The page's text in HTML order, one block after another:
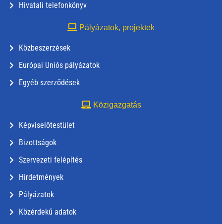
Hivatali telefonkönyv
Pályázatok, projektek
Közbeszerzések
Európai Uniós pályázatok
Egyéb szerződések
Közigazgatás
Képviselőtestület
Bizottságok
Szervezeti felépítés
Hirdetmények
Pályázatok
Közérdekű adatok